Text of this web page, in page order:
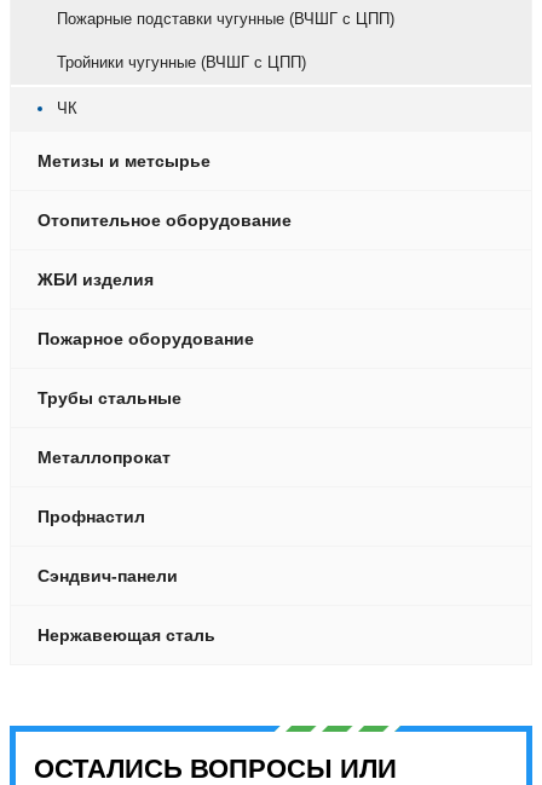
Пожарные подставки чугунные (ВЧШГ с ЦПП)
Тройники чугунные (ВЧШГ с ЦПП)
ЧК
Метизы и метсырье
Отопительное оборудование
ЖБИ изделия
Пожарное оборудование
Трубы стальные
Металлопрокат
Профнастил
Сэндвич-панели
Нержавеющая сталь
ОСТАЛИСЬ ВОПРОСЫ ИЛИ